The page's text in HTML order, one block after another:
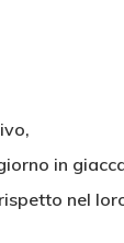
in
nel